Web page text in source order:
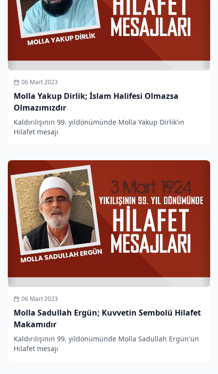
06 Mart 2023
Molla Yakup Dirlik; İslam Halifesi Olmazsa
Olmazımızdır
Kaldırılışının 99. yıldönümünde Molla Yakup Dirlik'in
Hilafet mesajı
06 Mart 2023
Molla Sadullah Ergün; Kuvvetin Sembolü Hilafet
Makamıdır
Kaldırılışının 99. yıldönümünde Molla Sadullah Ergün'ün
Hilafet mesajı